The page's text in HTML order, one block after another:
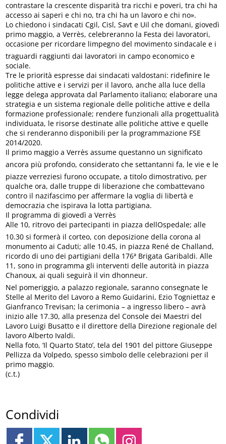
contrastare la crescente disparità tra ricchi e poveri, tra chi ha
accesso ai saperi e chi no, tra chi ha un lavoro e chi no».
Lo chiedono i sindacati Cgil, Cisl, Savt e Uil che domani, giovedì
primo maggio, a Verrès, celebreranno la Festa dei lavoratori,
occasione per ricordare limpegno del movimento sindacale e i
traguardi raggiunti dai lavoratori in campo economico e
sociale.
Tre le priorità espresse dai sindacati valdostani: ridefinire le
politiche attive e i servizi per il lavoro, anche alla luce della
legge delega approvata dal Parlamento italiano; elaborare una
strategia e un sistema regionale delle politiche attive e della
formazione professionale; rendere funzionali alla progettualità
individuata, le risorse destinate alle politiche attive e quelle
che si renderanno disponibili per la programmazione FSE
2014/2020.
Il primo maggio a Verrès assume questanno un significato
ancora più profondo, considerato che settantanni fa, le vie e le
piazze verreziesi furono occupate, a titolo dimostrativo, per
qualche ora, dalle truppe di liberazione che combattevano
contro il nazifascimo per affermare la voglia di libertà e
democrazia che ispirava la lotta partigiana.
Il programma di giovedì a Verrès
Alle 10, ritrovo dei partecipanti in piazza dellOspedale; alle
10.30 si formerà il corteo, con deposizione della corona al
monumento ai Caduti; alle 10.45, in piazza René de Challand,
ricordo di uno dei partigiani della 176ª Brigata Garibaldi. Alle
11, sono in programma gli interventi delle autorità in piazza
Chanoux, ai quali seguirà il vin dhonneur.
Nel pomeriggio, a palazzo regionale, saranno consegnate le
Stelle al Merito del Lavoro a Remo Guidarini, Ezio Togniettaz e
Gianfranco Trevisan; la cerimonia – a ingresso libero – avrà
inizio alle 17.30, alla presenza del Console dei Maestri del
Lavoro Luigi Busatto e il direttore della Direzione regionale del
lavoro Alberto Ivaldi.
Nella foto, ‘Il Quarto Stato’, tela del 1901 del pittore Giuseppe
Pellizza da Volpedo, spesso simbolo delle celebrazioni per il
primo maggio.
(c.t.)
Condividi